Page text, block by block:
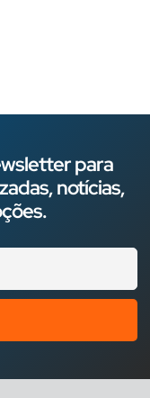
para
notícias,